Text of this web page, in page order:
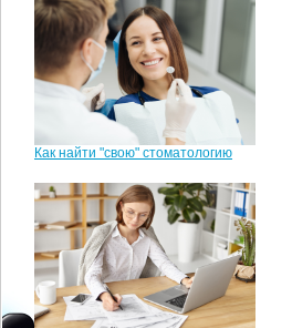
Как найти "свою" стоматологию